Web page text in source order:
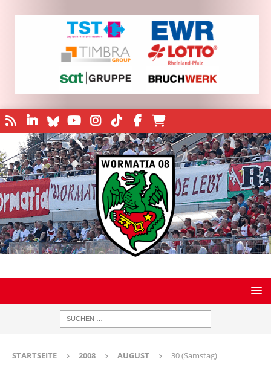
STARTSEITE 2008 AUGUST 30 (Samstag)